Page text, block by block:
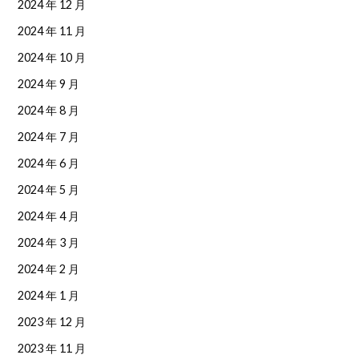
2024 年 12 月
2024 年 11 月
2024 年 10 月
2024 年 9 月
2024 年 8 月
2024 年 7 月
2024 年 6 月
2024 年 5 月
2024 年 4 月
2024 年 3 月
2024 年 2 月
2024 年 1 月
2023 年 12 月
2023 年 11 月